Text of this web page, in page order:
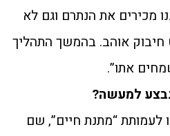
מכירים את הנתרם וגם לא
אוהב. בהמשך התהליך
אתו”.
למעשה?
“מתנת חיים”, שם